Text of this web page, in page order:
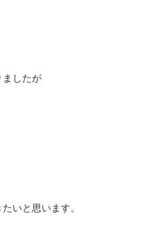
ましたが
いと思います。